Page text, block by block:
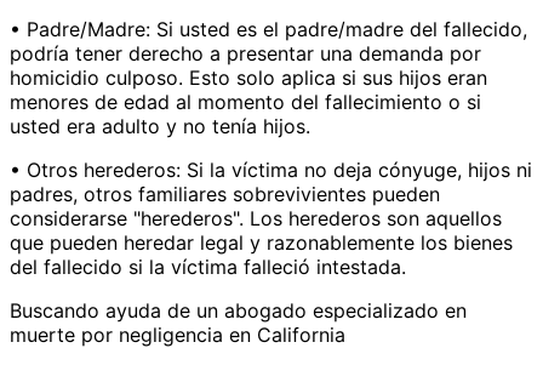
• Padre/Madre: Si usted es el padre/madre del fallecido,
podría tener derecho a presentar una demanda por
homicidio culposo. Esto solo aplica si sus hijos eran
menores de edad al momento del fallecimiento o si
usted era adulto y no tenía hijos.
• Otros herederos: Si la víctima no deja cónyuge, hijos ni
padres, otros familiares sobrevivientes pueden
considerarse "herederos". Los herederos son aquellos
que pueden heredar legal y razonablemente los bienes
del fallecido si la víctima falleció intestada.
Buscando ayuda de un abogado especializado en
muerte por negligencia en California